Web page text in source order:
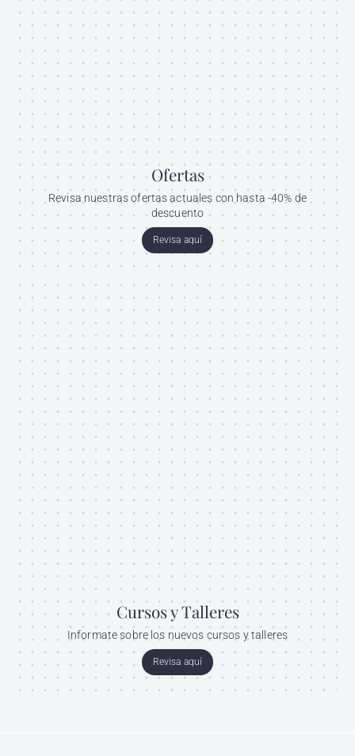
Ofertas
Revisa nuestras ofertas actuales con hasta -40% de
descuento
Revisa aquí
Cursos y Talleres
Informate sobre los nuevos cursos y talleres
Revisa aquí